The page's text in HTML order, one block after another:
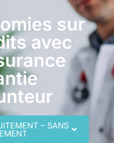
sur
avec
– SANS